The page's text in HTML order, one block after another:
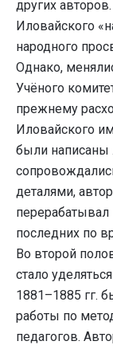
других
Иловайского
народного
Однако,
Учёного
прежнему
Иловайского
были написаны
деталями,
последних по
Во второй
стало
1881–1885 гг.
работы по
педагогов.